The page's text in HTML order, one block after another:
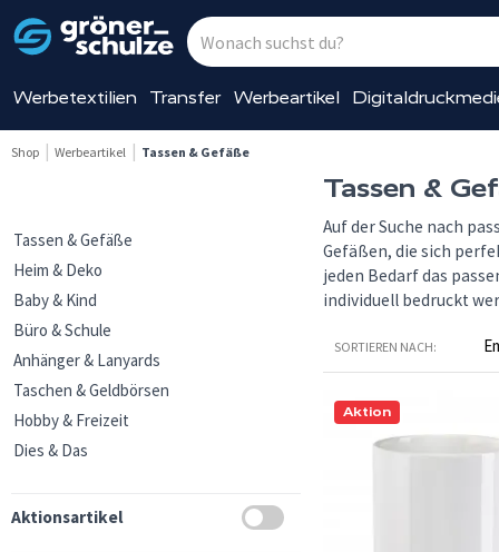
Werbetextilien Transfer Werbeartikel
Shop Werbeartikel Tassen & Gefäße
Tassen & Gefäße
Heim & Deko
Baby & Kind
Büro & Schule
Anhänger & Lanyards
Taschen & Geldbörsen
Hobby & Freizeit
Dies & Das
Aktionsartikel
Tassen &
Auf der Suche nach
Gefäßen, die sich
jeden Bedarf das
individuell bedruckt
SORTIEREN NACH:
Aktion